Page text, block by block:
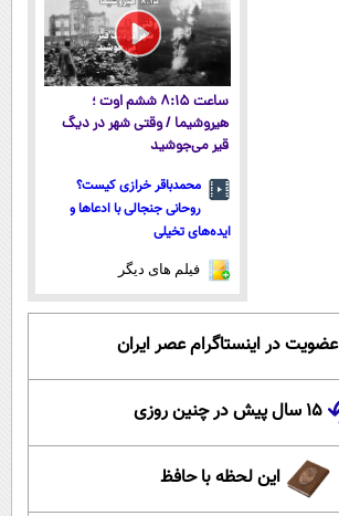
ساعت ۸:۱۵ ششم اوت ؛
هیروشیما / وقتی شهر در دیگ
قیر می‌جوشید
محمدباقر خرازی کیست؟
روحانی جنجالی با ادعاها و
ایده‌های تخیلی
فیلم های دیگر
عضویت در اینستاگرام عصر ایران
۱۵ سال پیش در چنین روزی
این لحظه با حافظ